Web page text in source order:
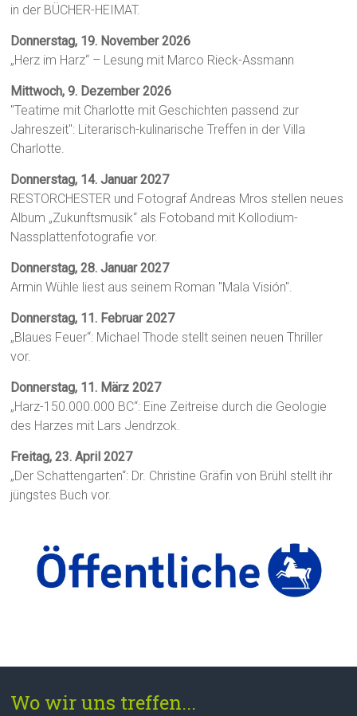
in der BÜCHER-HEIMAT.
Donnerstag, 19. November 2026
„Herz im Harz“ – Lesung mit Marco Rieck-Assmann
Mittwoch, 9. Dezember 2026
"Teatime mit Charlotte mit Geschichten passend zur
Jahreszeit": Literarisch-kulinarische Treffen in der Villa
Charlotte.
Donnerstag, 14. Januar 2027
RESTORCHESTER und Fotograf Andreas Mros stellen neues
Album „Zukunftsmusik“ als Fotoband mit Kollodium-
Nassplattenfotografie vor.
Donnerstag, 28. Januar 2027
Armin Wühle liest aus seinem Roman "Mala Visión".
Donnerstag, 11. Februar 2027
„Blaues Feuer“: Michael Thode stellt seinen neuen Thriller
vor.
Donnerstag, 11. März 2027
„Harz-150.000.000 BC“: Eine Zeitreise durch die Geologie
des Harzes mit Lars Jendrzok.
Freitag, 23. April 2027
„Der Schattengarten“: Dr. Christine Gräfin von Brühl stellt ihr
jüngstes Buch vor.
Wo wir uns treffen...